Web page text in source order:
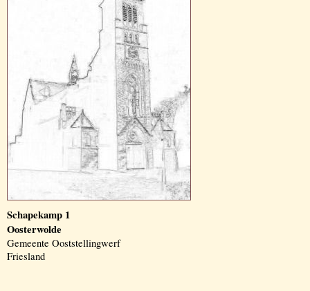
Schapekamp 1
Oosterwolde
Gemeente Ooststellingwerf
Friesland